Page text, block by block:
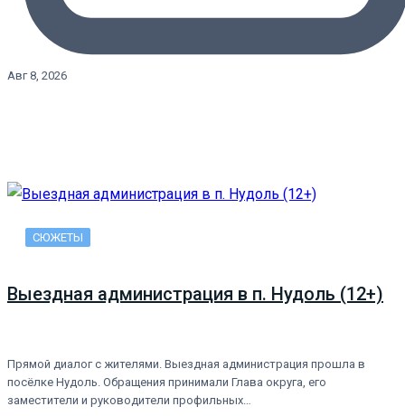
Авг 8, 2026
СЮЖЕТЫ
Выездная администрация в п. Нудоль (12+)
Прямой диалог с жителями. Выездная администрация прошла в
посёлке Нудоль. Обращения принимали Глава округа, его
заместители и руководители профильных…